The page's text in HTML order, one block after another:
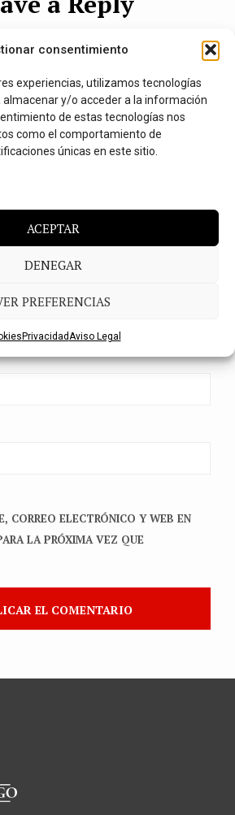
consentimiento
experiencias, utilizamos tecnologías
almacenar y/o acceder a la información
de estas tecnologías nos
como el comportamiento de
únicas en este sitio.
ACEPTAR
DENEGAR
PREFERENCIAS
PrivacidadAviso Legal
están marcados con
CORREO ELECTRÓNICO Y WEB EN
LA PRÓXIMA VEZ QUE